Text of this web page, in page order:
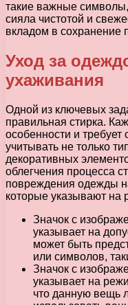
такие важные
сияла чистотой и
вкладом в сохранение
Уход за
ухаживания
Одной из ключевых
правильная стирка.
особенности и
учитывать не только
декоративных
облегчения процесса
повреждения одежды
которые указывают на
Значок с
указывает на
может быть
или символов,
Значок с
указывает на
что данную вещь